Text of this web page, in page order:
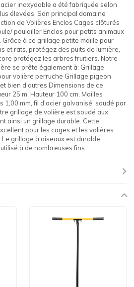
inoxydable a été fabriquée selon
élevées. Son principal domaine
de Volières Enclos Cages clôturés
poulailler Enclos pour petits animaux
à ce grillage petite maille pour
et rats, protégez des puits de lumière,
protégez les arbres fruitiers. Notre
se prête également à: Grillage
volière perruche Grillage pigeon
bien d’autres Dimensions de ce
25 m, Hauteur 100 cm, Mailles
1,00 mm, fil d'acier galvanisé, soudé par
grillage de volière est soudé aux
ainsi un grillage durable. Cette
pour les cages et les volières
grillage à oiseaux est durable,
à de nombreuses fins.